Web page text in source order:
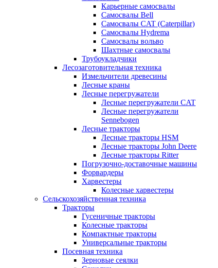
Карьерные самосвалы
Самосвалы Bell
Самосвалы CAT (Caterpillar)
Самосвалы Hydrema
Самосвалы вольво
Шахтные самосвалы
Трубоукладчики
Лесозаготовительная техника
Измельчители древесины
Лесные краны
Лесные перегружатели
Лесные перегружатели CAT
Лесные перегружатели
Sennebogen
Лесные тракторы
Лесные тракторы HSM
Лесные тракторы John Deere
Лесные тракторы Ritter
Погрузочно-доставочные машины
Форвардеры
Харвестеры
Колесные харвестеры
Сельскохозяйственная техника
Тракторы
Гусеничные тракторы
Колесные тракторы
Компактные тракторы
Универсальные тракторы
Посевная техника
Зерновые сеялки